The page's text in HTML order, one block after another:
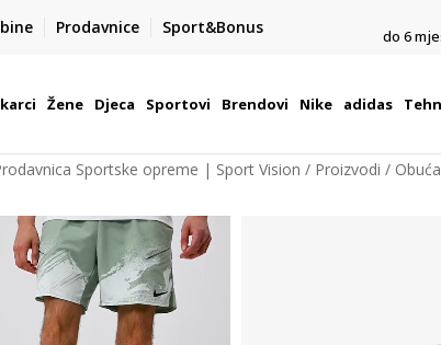
Prodavnice Sport&Bonus
online i preuzmite u prodavnici po vašem
do 6
Žene Djeca Sportovi Brendovi Nike adidas
Sportske opreme | Sport Vision Proizvodi Obuća